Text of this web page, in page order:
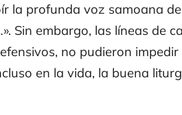
la profunda voz samoana
Sin embargo, las líneas de
no pudieron impedir
en la vida, la buena